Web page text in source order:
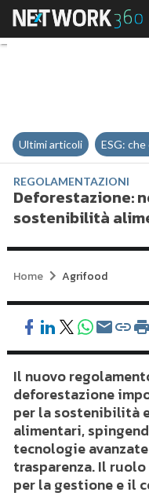
Ultimi articoli ESG: che
REGOLAMENTAZIONI
Deforestazione:
sostenibilità
Home Agrifood
Il nuovo
deforestazione
per la sostenibilità
alimentari,
tecnologie
trasparenza. Il ruolo
per la gestione e il